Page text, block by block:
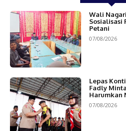
Wali
Sosialisasi
Petani
07/08/2026
Lepas
Fadly
Harumkan
07/08/2026